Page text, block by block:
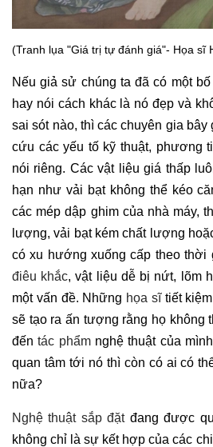
(Tranh lụa "Giá trị tự đánh giá"- Họa sĩ
Nếu giả sử chúng ta đã có một
hay nói cách khác là nó đẹp và
sai sót nào, thì các chuyên gia
cứu các yếu tố kỹ thuật, phương
nói riêng. Các vật liệu giá thấp
hạn như vải bạt không thể kéo
các mép dập ghim của nhà máy,
lượng, vải bạt kém chất lượng
có xu hướng xuống cấp theo thời
điêu khắc, vật liệu dễ bị nứt, lõm
một vấn đề. Những họa sĩtiết
sẽ tạo ra ấn tượng rằng họ không
đếntác phẩmnghệ thuật của
quan tâm tới nó thì còn có ai có
nữa?
Nghệ thuật sắp đặtđang được
không chỉ là sự kết hợp của các